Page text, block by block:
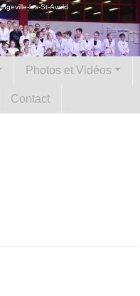
les-St-Avold
Photos et Vidéos
Contact